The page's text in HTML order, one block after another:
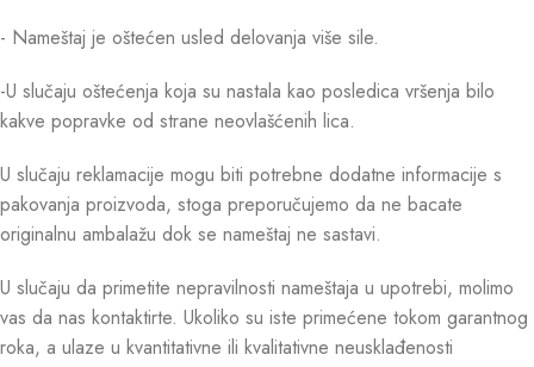
- Nameštaj je oštećen usled delovanja više sile.
-U slučaju oštećenja koja su nastala kao posledica vršenja bilo
kakve popravke od strane neovlašćenih lica.
U slučaju reklamacije mogu biti potrebne dodatne informacije s
pakovanja proizvoda, stoga preporučujemo da ne bacate
originalnu ambalažu dok se nameštaj ne sastavi.
U slučaju da primetite nepravilnosti nameštaja u upotrebi, molimo
vas da nas kontaktirte. Ukoliko su iste primećene tokom garantnog
roka, a ulaze u kvantitativne ili kvalitativne neusklađenosti